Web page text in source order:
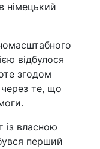
німецький
відбулося
згодом
через те, що
із власною
перший